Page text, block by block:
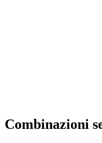
Combinazioni